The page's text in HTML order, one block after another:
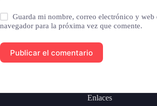
Guarda mi nombre, correo electrónico y web
navegador para la próxima vez que comente.
Publicar el comentario
Enlaces